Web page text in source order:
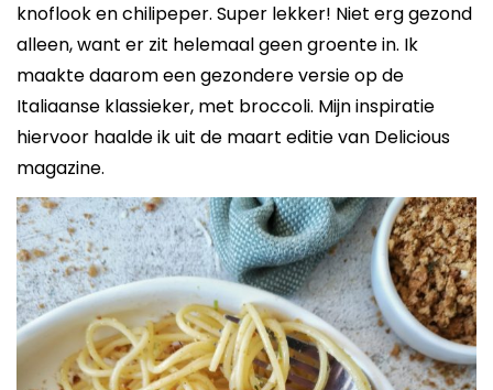
knoflook en chilipeper. Super lekker! Niet erg gezond
alleen, want er zit helemaal geen groente in. Ik
maakte daarom een gezondere versie op de
Italiaanse klassieker, met broccoli. Mijn inspiratie
hiervoor haalde ik uit de maart editie van Delicious
magazine.